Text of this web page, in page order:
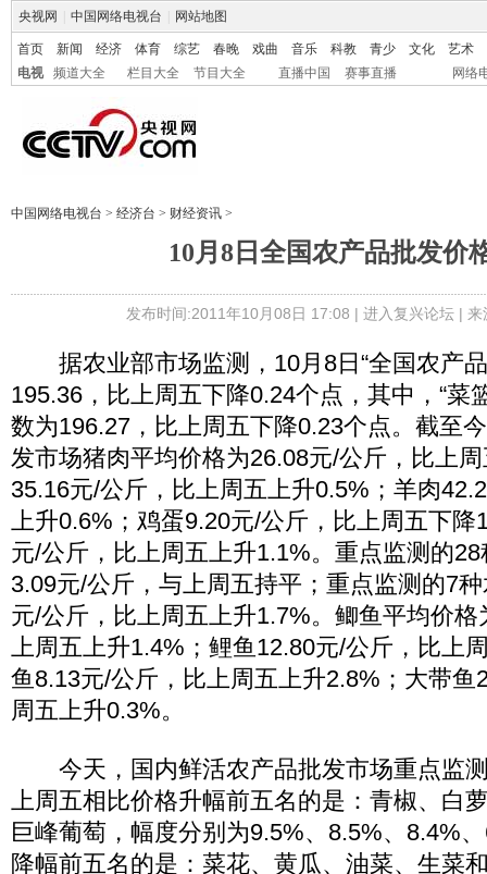
央视网 中国网络电视台 网站地图
首页 新闻 经济 体育 综艺 春晚 戏曲 音乐 科教 青少 文化
艺术
电视
频道大全 栏目大全 节目大全 直播中国 赛事直播 网络
中国网络电视台 > 经济台 > 财经资讯 >
10月8日全国农产品批发价
发布时间:2011年10月08日 17:08 | 进入复兴论坛| 来
据农业部市场监测，10月8日“全国农产品
195.36，比上周五下降0.24个点，其中，“菜
数为196.27，比上周五下降0.23个点。截至
发市场猪肉平均价格为26.08元/公斤，比上
35.16元/公斤，比上周五上升0.5%；羊肉
上升0.6%；鸡蛋9.20元/公斤，比上周五下降
元/公斤，比上周五上升1.1%。重点监测的
3.09元/公斤，与上周五持平；重点监测的7
元/公斤，比上周五上升1.7%。鲫鱼平均价
上周五上升1.4%；鲤鱼12.80元/公斤，比上
鱼8.13元/公斤，比上周五上升2.8%；大带鱼
周五上升0.3%。
今天，国内鲜活农产品批发市场重点监
上周五相比价格升幅前五名的是：青椒、白
巨峰葡萄，幅度分别为9.5%、8.5%、8.4%
降幅前五名的是：菜花、黄瓜、油菜、生菜